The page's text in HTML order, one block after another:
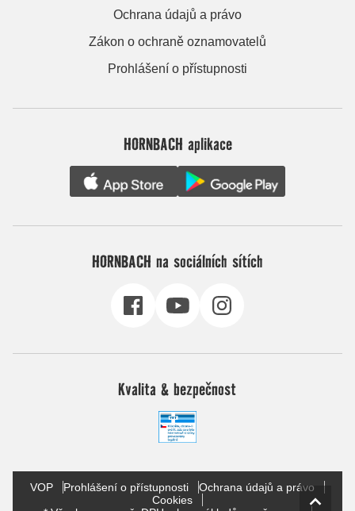
Ochrana údajů a právo
Zákon o ochraně oznamovatelů
Prohlášení o přístupnosti
HORNBACH aplikace
HORNBACH na sociálních sítích
Kvalita & bezpečnost
VOP Prohlášení o přístupnosti
Ochrana údajů a právo
Cookies